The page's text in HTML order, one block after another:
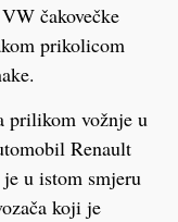
čakovečke
prikolicom
prilikom vožnje u
Renault
u istom smjeru
koji je